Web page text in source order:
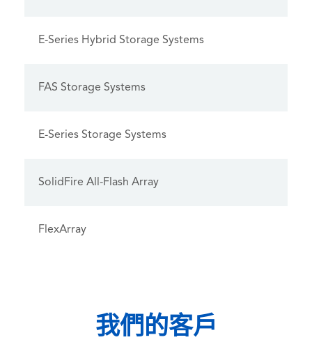
E-Series Hybrid Storage Systems
FAS Storage Systems
E-Series Storage Systems
SolidFire All-Flash Array
FlexArray
我們的客戶